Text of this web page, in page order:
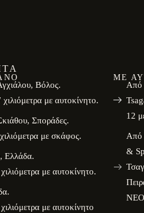
Βόλος.
με αυτοκίνητο.
Σποράδες.
με σκάφος.
Ελλάδα.
με αυτοκίνητο.
με αυτοκίνητο
ΜΕ
Από
12
Από
&
ΝΕΟ